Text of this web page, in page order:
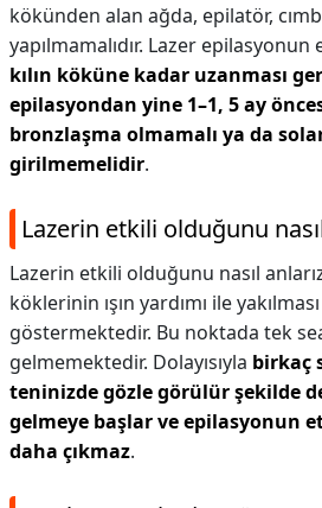
kökünden alan ağda, epilatör,
yapılmamalıdır. Lazer
kılın köküne kadar uzanması
epilasyondan yine 1–1, 5 ay
bronzlaşma olmamalı ya da
girilmemelidir.
Lazerin etkili olduğunu
Lazerin etkili olduğunu nasıl
köklerinin ışın yardımı ile
göstermektedir. Bu noktada tek
gelmemektedir. Dolayısıyla birkaç
teninizde gözle görülür şekilde
gelmeye başlar ve epilasyonun
daha çıkmaz.